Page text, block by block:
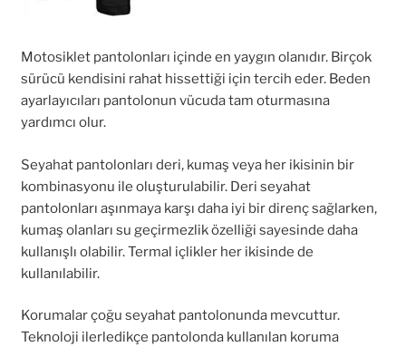
Motosiklet pantolonları içinde en yaygın olanıdır. Birçok
sürücü kendisini rahat hissettiği için tercih eder. Beden
ayarlayıcıları pantolonun vücuda tam oturmasına
yardımcı olur.
Seyahat pantolonları deri, kumaş veya her ikisinin bir
kombinasyonu ile oluşturulabilir. Deri seyahat
pantolonları aşınmaya karşı daha iyi bir direnç sağlarken,
kumaş olanları su geçirmezlik özelliği sayesinde daha
kullanışlı olabilir. Termal içlikler her ikisinde de
kullanılabilir.
Korumalar çoğu seyahat pantolonunda mevcuttur.
Teknoloji ilerledikçe pantolonda kullanılan koruma